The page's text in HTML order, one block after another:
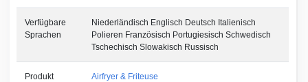
Verfügbare
Sprachen
Niederländisch Englisch Deutsch Italienisch
Polieren Französisch Portugiesisch Schwedisch
Tschechisch Slowakisch Russisch
Produkt Airfryer & Friteuse